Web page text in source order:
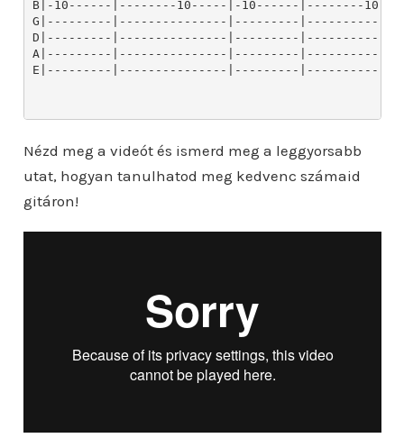
B|-10------|--------10-----|-10------|--------
G|---------|---------------|---------
D|---------|---------------|---------
A|---------|---------------|---------
E|---------|---------------|---------
Nézd meg a videót és ismerd meg a leggyorsabb
utat, hogyan tanulhatod meg kedvenc számaid
gitáron!